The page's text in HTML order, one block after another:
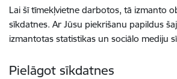
Lai šī tīmekļvietne darbotos, tā izmanto
sīkdatnes. Ar Jūsu piekrišanu papildus
izmantotas statistikas un sociālo mediju
Pielāgot sīkdatnes